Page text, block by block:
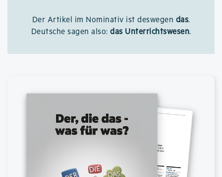
Der Artikel im Nominativ ist deswegen das.
Deutsche sagen also: das Unterrichtswesen.